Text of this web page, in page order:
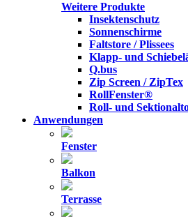
Weitere Produkte
Insektenschutz
Sonnenschirme
Faltstore / Plissees
Klapp- und
Q.bus
Zip Screen / ZipTex
RollFenster®
Roll- und
Anwendungen
Fenster
Balkon
Terrasse